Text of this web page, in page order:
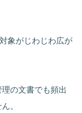
象がじわじわ広が
の文書でも頻出
。